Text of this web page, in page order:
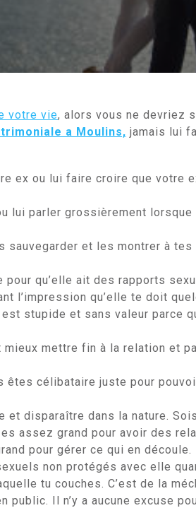
votre vie, alors vous ne devriez
a Moulins, jamais lui
ex ou lui faire croire que votre
lui parler grossièrement lorsque
sauvegarder et les montrer à tes
qu’elle ait des rapports
l’impression qu’elle te doit
stupide et sans valeur parce
mettre fin à la relation et
êtes célibataire juste pour
disparaître dans la nature.
assez grand pour avoir des
pour gérer ce qui en découle.
non protégés avec elle
tu couches. C’est de la
Il n’y a aucune excuse